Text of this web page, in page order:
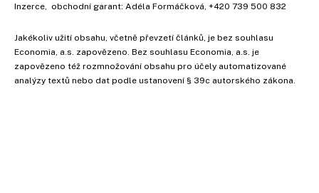
Inzerce , obchodní garant: Adéla Formáčková +420 739 500 832
Jakékoliv užití obsahu, včetně převzetí článků, je bez souhlasu
Economia, a.s. zapovězeno. Bez souhlasu Economia, a.s. je
zapovězeno též rozmnožování obsahu pro účely automatizované
analýzy textů nebo dat podle ustanovení § 39c autorského zákona.